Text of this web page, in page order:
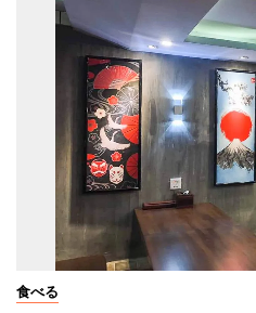
食べる